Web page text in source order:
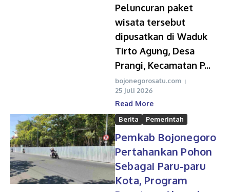
Peluncuran paket
wisata tersebut
dipusatkan di Waduk
Tirto Agung, Desa
Prangi, Kecamatan P...
bojonegorosatu.com
25 Juli 2026
Read More
Berita Pemerintah
Pemkab Bojonegoro
Pertahankan Pohon
Sebagai Paru-paru
Kota, Program